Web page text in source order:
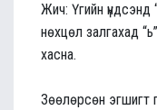
Жич: Үгийн үндсэнд
нөхцөл залгахад
хасна.
Зөөлөрсөн эгшигт